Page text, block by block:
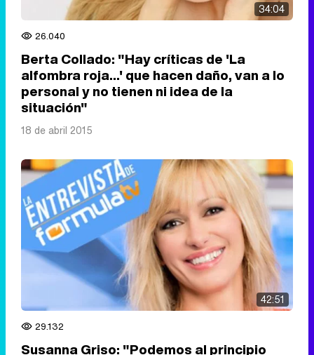
34:04
26.040
Berta Collado: "Hay críticas de 'La
alfombra roja...' que hacen daño, van a lo
personal y no tienen ni idea de la
situación"
18 de abril 2015
42:51
29.132
Susanna Griso: "Podemos al principio